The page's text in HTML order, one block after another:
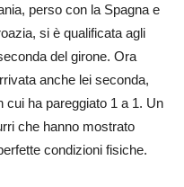
perso con la Spagna e
si è qualificata agli
del girone. Ora
anche lei seconda,
cui ha pareggiato 1 a 1. Un
che hanno mostrato
condizioni fisiche.